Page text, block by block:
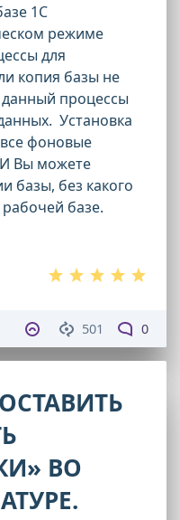
1С
режиме
для
копия базы не
данный процессы
Установка
фоновые
Вы можете
базы, без какого
базе.
501 0
ВО